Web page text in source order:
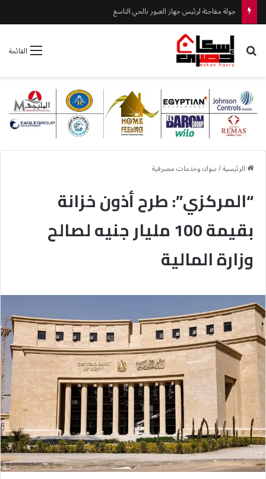
جولة مفاجئة لرئيس جهاز العبور بالحي التاسع
القائمة بحث عن
الرئيسية/بنوك وخدمات مصرفية
“المركزي”: طرح أذون خزانة
بقيمة 100 مليار جنيه لصالح
وزارة المالية